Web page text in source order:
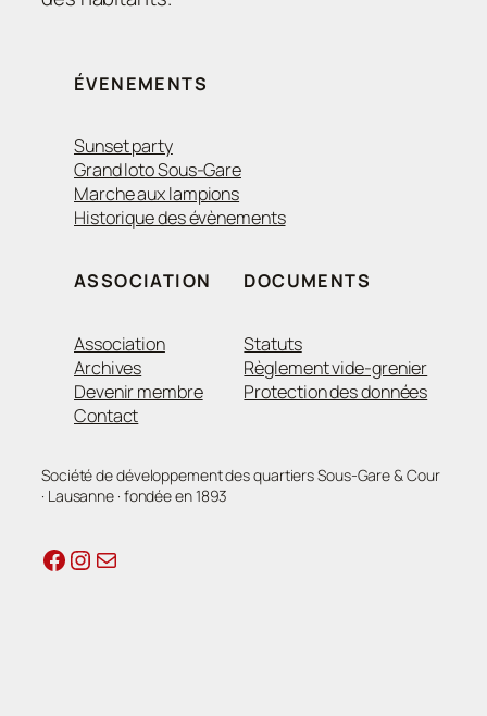
ÉVENEMENTS
Sunset party
Grand loto Sous-Gare
Marche aux lampions
Historique des évènements
ASSOCIATION
Association
Archives
Devenir membre
Contact
DOCUMENTS
Statuts
Règlement vide-grenier
Protection des données
Société de développement des quartiers Sous-Gare & Cour
· Lausanne · fondée en 1893
Facebook
Instagram
E-mail